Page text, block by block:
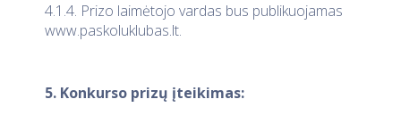
4.1.4. Prizo laimėtojo vardas bus publikuojamas
www.paskoluklubas.lt.
5. Konkurso prizų įteikimas: